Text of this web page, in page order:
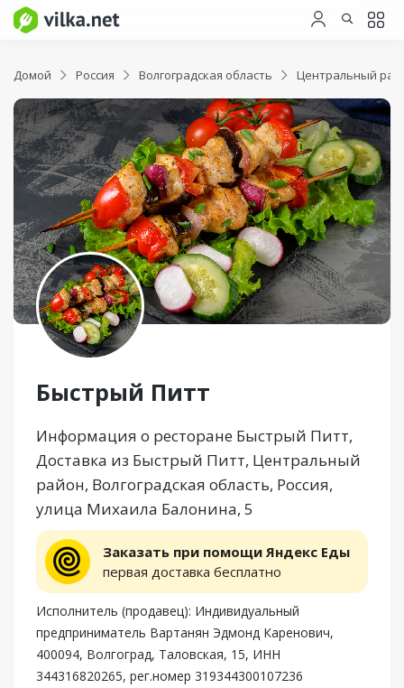
Домой Россия Волгоградская область Центральный
Быстрый Питт
Информация о ресторане Быстрый Питт,
Доставка из Быстрый Питт, Центральный
район, Волгоградская область, Россия,
улица Михаила Балонина, 5
Заказать при помощи Яндекс Еды
первая доставка бесплатно
Исполнитель (продавец): Индивидуальный
предприниматель Вартанян Эдмонд Каренович,
400094, Волгоград, Таловская, 15, ИНН
344316820265, рег.номер 319344300107236